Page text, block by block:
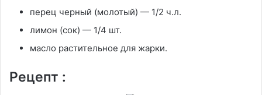
перец черный (молотый) — 1/2 ч.л.
лимон (сок) — 1/4 шт.
масло растительное для жарки.
Рецепт :